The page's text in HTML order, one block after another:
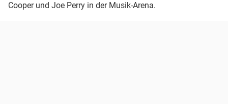
Cooper und Joe Perry in der Musik-Arena.